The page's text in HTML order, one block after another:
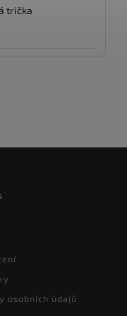
trička
osobních údajů